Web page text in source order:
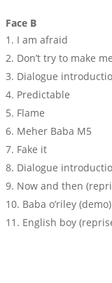
Face B
I am afraid
Don’t try to make
Dialogue
Predictable
Flame
Meher Baba M5
Fake it
Dialogue
Now and then
Baba o’riley (demo)
English boy